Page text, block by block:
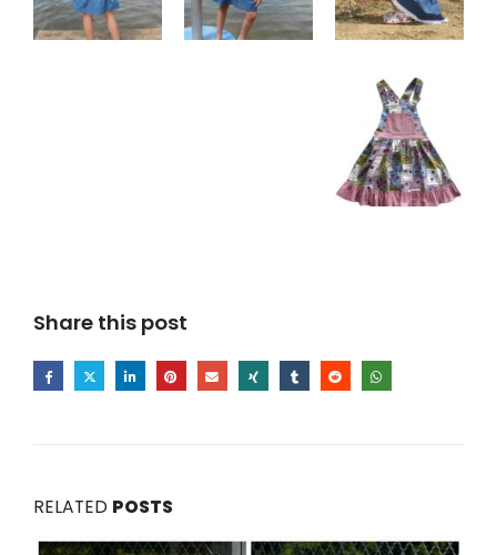
Share this post
RELATED POSTS